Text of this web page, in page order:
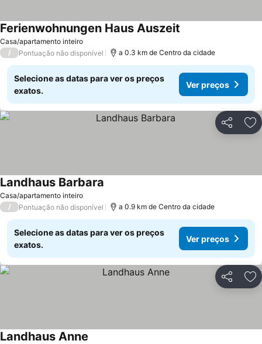
Casa/apartamento inteiro
Ferienwohnungen Haus Auszeit
/ Pontuação não disponível a 0.3 km de Centro da cidade
Selecione as datas para ver os preços
exatos.
Ver preços
Partilhar
Casa/apartamento inteiro
Landhaus Barbara
/ Pontuação não disponível a 0.9 km de Centro da cidade
Selecione as datas para ver os preços
exatos.
Ver preços
Partilhar
Landhaus Anne